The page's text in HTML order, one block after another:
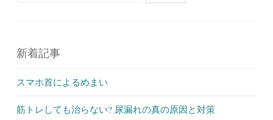
新着記事
スマホ首によるめまい
筋トレしても治らない? 尿漏れの真の原因と対策